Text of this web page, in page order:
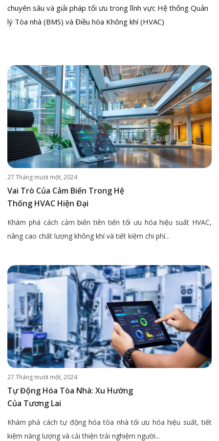
chuyên sâu và giải pháp tối ưu trong lĩnh vực Hệ thống Quản
lý Tòa nhà (BMS) và Điều hòa Không khí (HVAC)
27 Tháng mười một, 2024
Vai Trò Của Cảm Biến Trong Hệ
Thống HVAC Hiện Đại
Khám phá cách cảm biến tiên tiến tối ưu hóa hiệu suất HVAC,
nâng cao chất lượng không khí và tiết kiệm chi phí...
27 Tháng mười một, 2024
Tự Động Hóa Tòa Nhà: Xu Hướng
Của Tương Lai
Khám phá cách tự động hóa tòa nhà tối ưu hóa hiệu suất, tiết
kiệm năng lượng và cải thiện trải nghiệm người...